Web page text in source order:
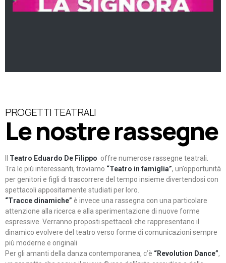
PROGETTI TEATRALI
Le nostre rassegne
Teatro Eduardo De Filippo offre numerose rassegne teatrali.
Tra le più interessanti, troviamo “Teatro in famiglia”, un’opportunità
per genitori e figli di trascorrere del tempo insieme divertendosi con
spettacoli appositamente studiati per loro.
“Tracce dinamiche” è invece una rassegna con una particolare
attenzione alla ricerca e alla sperimentazione di nuove forme
espressive. Verranno proposti spettacoli che rappresentano il
dinamico evolvere del teatro verso forme di comunicazioni sempre
più moderne e originali
Per gli amanti della danza contemporanea, c’è “Revolution Dance”,